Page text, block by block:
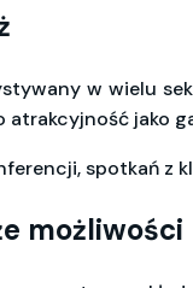
w wielu
jako
spotkań
możliwości